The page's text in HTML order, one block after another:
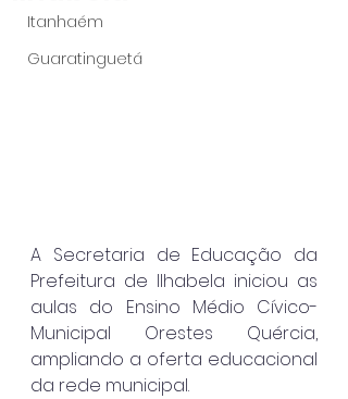
Itanhaém
Guaratinguetá
A Secretaria de Educação da
Prefeitura de Ilhabela iniciou as
aulas do Ensino Médio Cívico-
Municipal Orestes Quércia,
ampliando a oferta educacional
da rede municipal.